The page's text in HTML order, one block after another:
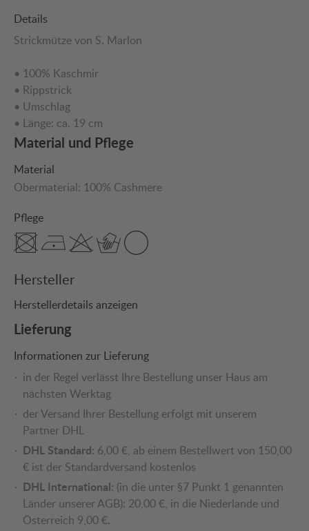
Details
Strickmütze von S. Marlon
• 100% Kaschmir
• Rippstrick
• Umschlag
• Länge: ca. 19 cm
Material und Pflege
Material
Obermaterial: 100% Cashmere
Pflege
Hersteller
Herstellerdetails anzeigen
Lieferung
Informationen zur Lieferung
in der Regel verlässt Ihre Bestellung unser Haus am
nächsten Werktag
der Versand Ihrer Bestellung erfolgt mit unserem
Partner DHL
DHL Standard: 6,00 €, ab einem Bestellwert von 150,00
€ ist der Standardversand kostenlos
DHL International: (in die unter §7 Punkt 1 genannten
Länder unserer AGB): 20,00 €, in die Niederlande und
Österreich 9,00 €.